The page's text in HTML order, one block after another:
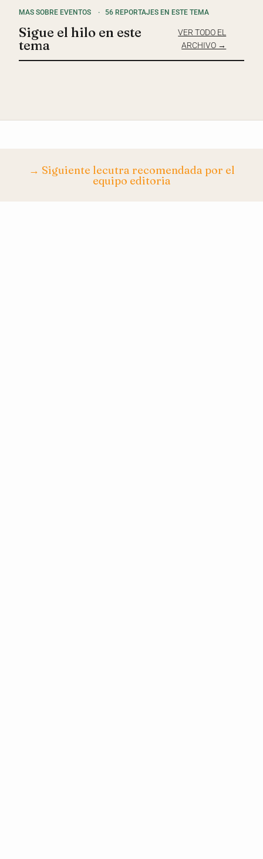
MAS SOBRE EVENTOS · 56 REPORTAJES EN ESTE TEMA
Sigue el hilo en este
tema
VER TODO EL
ARCHIVO →
→ Siguiente lecutra recomendada por el
equipo editoria